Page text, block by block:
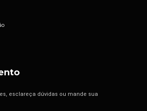
esclareça dúvidas ou mande sua